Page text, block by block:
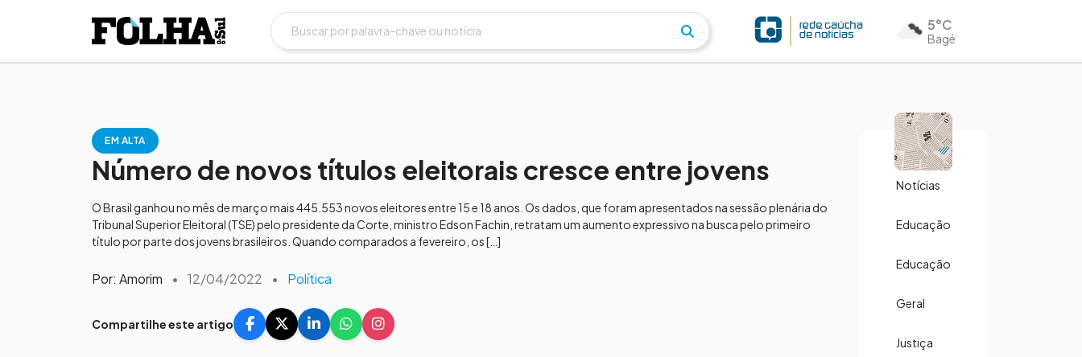
5°C
Bagé
EM ALTA
Número de novos títulos eleitorais cresce entre jovens
O Brasil ganhou no mês de março mais 445.553 novos eleitores entre 15 e 18 anos. Os dados, que foram apresentados na sessão plenária do
Tribunal Superior Eleitoral (TSE) pelo presidente da Corte, ministro Edson Fachin, retratam um aumento expressivo na busca pelo primeiro
título por parte dos jovens brasileiros. Quando comparados a fevereiro, os […]
Por: Amorim • 12/04/2022 • Política
Compartilhe este artigo
Notícias
Educação
Educação
Geral
Justiça